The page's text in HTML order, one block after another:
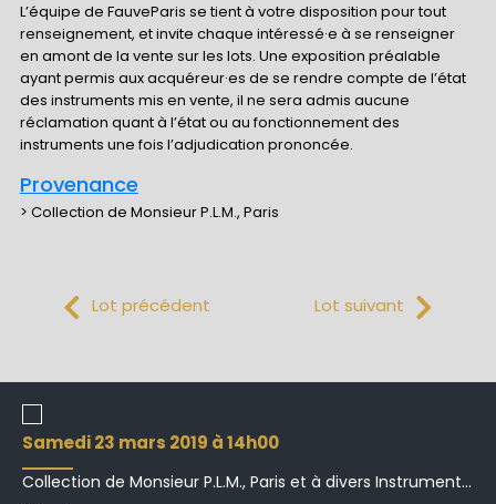
L’équipe de FauveParis se tient à votre disposition pour tout
renseignement, et invite chaque intéressé·e à se renseigner
en amont de la vente sur les lots. Une exposition préalable
ayant permis aux acquéreur·es de se rendre compte de l’état
des instruments mis en vente, il ne sera admis aucune
réclamation quant à l’état ou au fonctionnement des
instruments une fois l’adjudication prononcée.
Provenance
> Collection de Monsieur P.L.M., Paris
Lot précédent Lot suivant
samedi 23 mars 2019 à 14h00
Collection de Monsieur P.L.M., Paris et à divers Instrument...